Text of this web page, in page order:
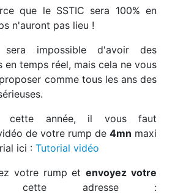
que le SSTIC sera 100% en
n'auront pas lieu !
sera impossible d'avoir des
en temps réel, mais cela ne vous
comme tous les ans des
cette année, il vous faut
de votre rump de 4mn maxi
ici : Tutorial vidéo
votre rump etenvoyez votre
adresse :